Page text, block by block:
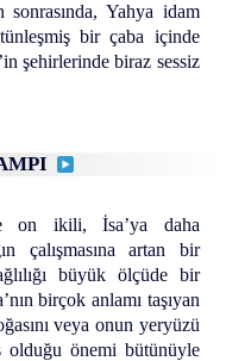
Yahya idam
bir çaba içinde
şehirlerinde biraz sessiz
on ikili, İsa’ya daha
çalışmasına artan bir
büyük ölçüde bir
birçok anlamı taşıyan
veya onun yeryüzü
olduğu önemi bütünüyle